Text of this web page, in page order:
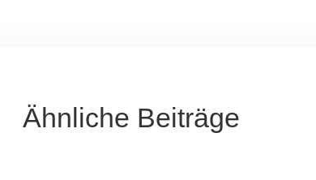
Ähnliche Beiträge